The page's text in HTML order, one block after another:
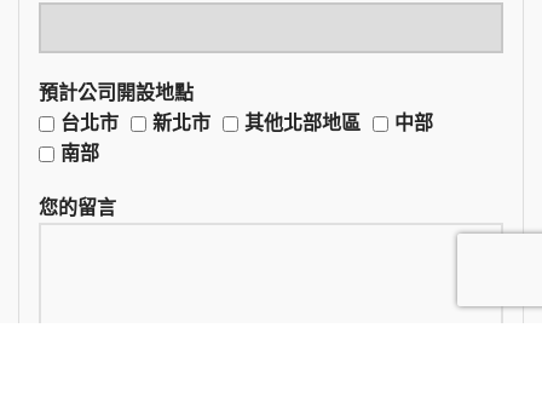
預計公司開設地點
台北市
新北市 其他北部地區
中部
南部
您的留言